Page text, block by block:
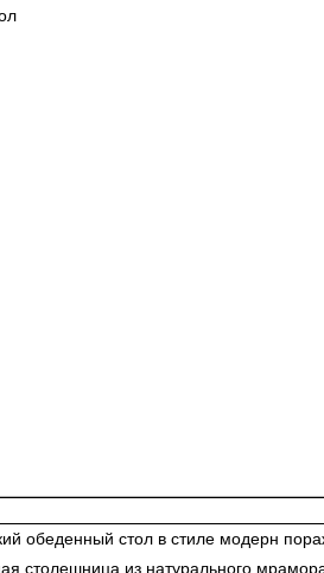
обеденный стол в стиле модерн
столешница из натурального